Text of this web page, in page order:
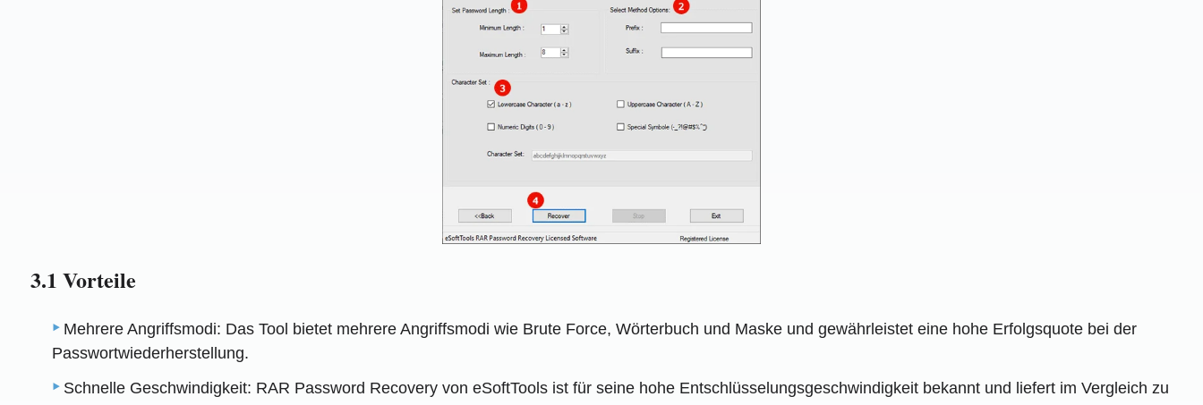
3.1 Vorteile
Mehrere Angriffsmodi: Das Tool bietet mehrere Angriffsmodi wie Brute Force, Wörterbuch und Maske und gewährleistet eine hohe Erfolgsquote bei der
Passwortwiederherstellung.
Schnelle Geschwindigkeit: RAR Password Recovery von eSoftTools ist für seine hohe Entschlüsselungsgeschwindigkeit bekannt und liefert im Vergleich zu